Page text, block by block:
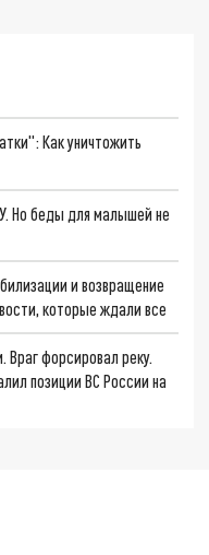
Как уничтожить
Но беды для малышей не
и возвращение
которые ждали все
Враг форсировал реку.
позиции ВС России на